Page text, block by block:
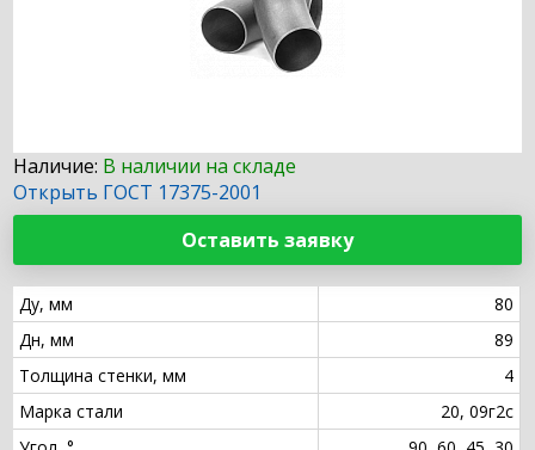
Наличие: В наличии на складе
Открыть ГОСТ 17375-2001
Оставить заявку
Ду, мм
80
Дн, мм
89
Толщина стенки, мм
4
Марка стали
20, 09г2с